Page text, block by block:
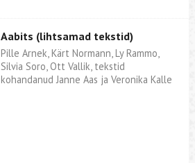
Aabits (lihtsamad tekstid)
Pille Arnek, Kärt Normann, Ly Rammo,
Silvia Soro, Ott Vallik, tekstid
kohandanud Janne Aas ja Veronika Kalle